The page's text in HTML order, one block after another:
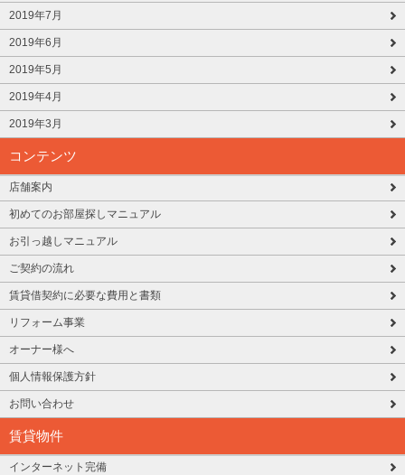
2019年7月
2019年6月
2019年5月
2019年4月
2019年3月
コンテンツ
店舗案内
初めてのお部屋探しマニュアル
お引っ越しマニュアル
ご契約の流れ
賃貸借契約に必要な費用と書類
リフォーム事業
オーナー様へ
個人情報保護方針
お問い合わせ
賃貸物件
インターネット完備